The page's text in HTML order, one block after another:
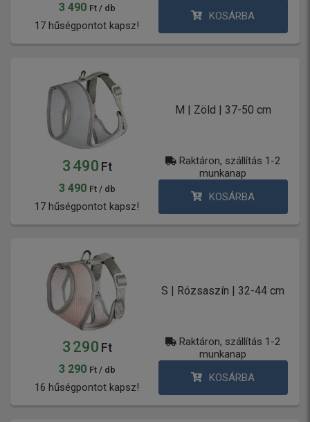
3 490 Ft / db
17 hűségpontot kapsz!
KOSÁRBA
M | Zöld | 37-50 cm
3 490 Ft
3 490 Ft / db
17 hűségpontot kapsz!
Raktáron, szállítás 1-2
munkanap
KOSÁRBA
S | Rózsaszín | 32-44 cm
3 290 Ft
3 290 Ft / db
16 hűségpontot kapsz!
Raktáron, szállítás 1-2
munkanap
KOSÁRBA